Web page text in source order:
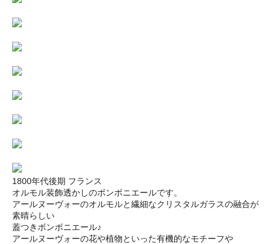
1800年代後期 フランス
オルモル装飾透かしのボンボニエールです。
アールヌーヴォーのオルモルと繊細なクリスタルガラスの融合が
素晴らしい
蓋つきボンボニエール♪
アールヌーヴォーの花や植物といった有機的なモチーフや